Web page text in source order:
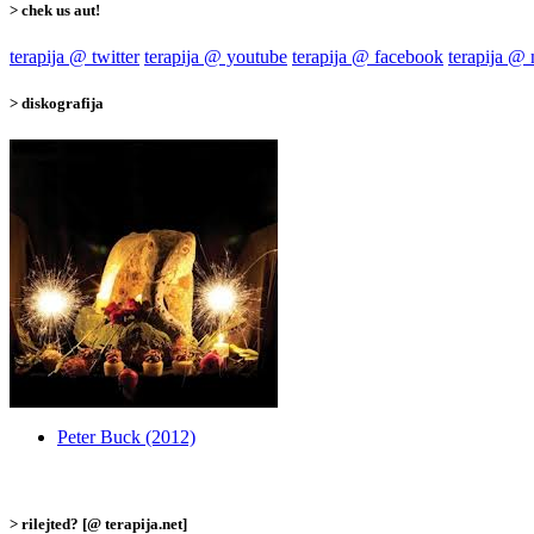
> chek us aut!
terapija @ twitter terapija @ youtube terapija @ facebook terapija @
> diskografija
Peter Buck (2012)
> rilejted? [@ terapija.net]